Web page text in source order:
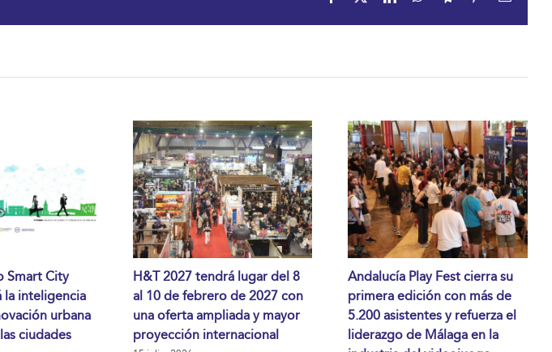
Smart City
la inteligencia
urbana
ciudades
H&T 2027 tendrá lugar del 8
al 10 de febrero de 2027 con
una oferta ampliada y mayor
proyección internacional
Andalucía Play Fest cierra su
primera edición con más de
5.200 asistentes y refuerza el
liderazgo de Málaga en la